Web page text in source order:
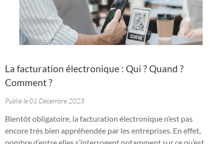
La facturation électronique : Qui ? Quand ?
Comment ?
Publié le 01 Décembre 2023
Bientôt obligatoire, la facturation électronique n’est pas
encore très bien appréhendée par les entreprises. En effet,